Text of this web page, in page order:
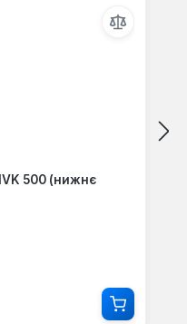
500 (нижнє